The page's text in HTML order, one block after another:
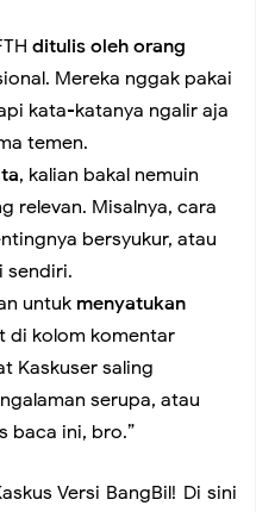
Salah
Asli dan Bukan
ditulis oleh orang
Mereka nggak pakai
kata-katanya ngalir aja
temen.
, kalian bakal nemuin
relevan. Misalnya, cara
bersyukur, atau
sendiri.
untuk menyatukan
di kolom komentar
Kaskuser saling
serupa, atau
baca ini, bro.”
Versi BangBil! Di sini